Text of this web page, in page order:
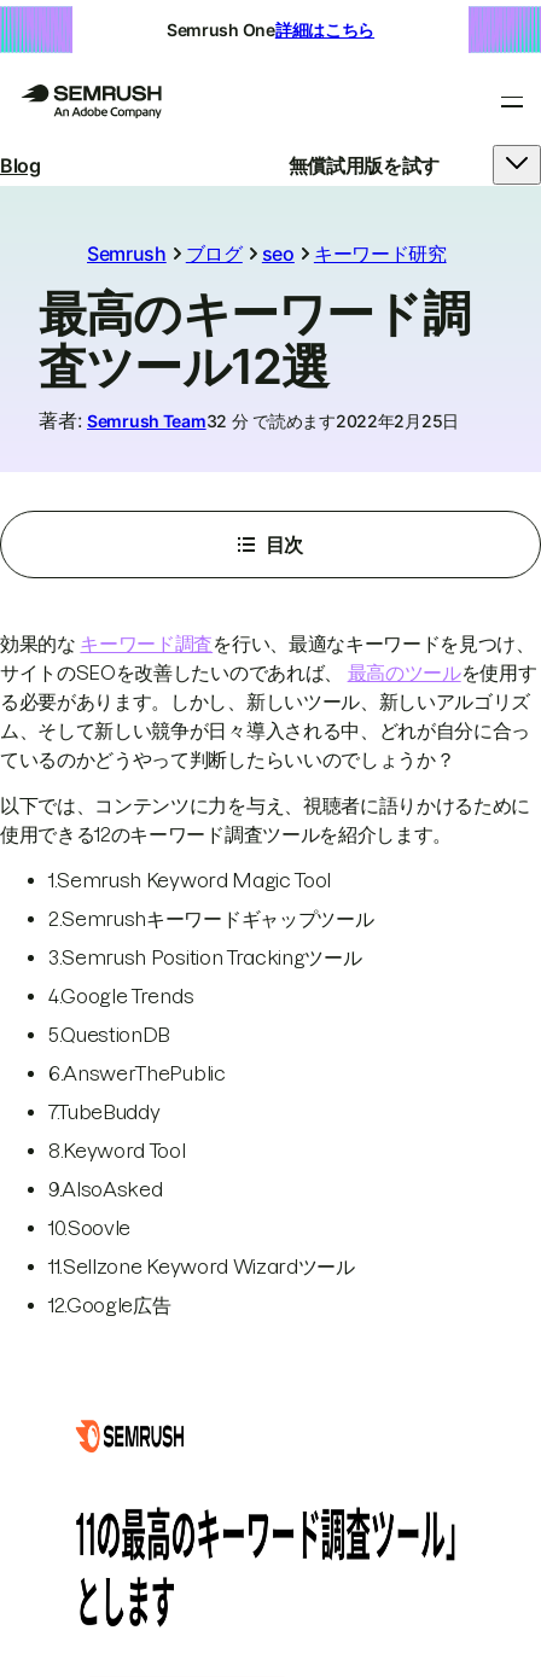
Semrush One詳細はこちら
Blog 無償試用版を試す
Semrush ブログ seo キーワード研究
最高のキーワード調
査ツール12選
著者: Semrush Team32 分 で読めます2022年2月25日
目次
効果的な キーワード調査を行い、最適なキーワードを見つけ、
サイトのSEOを改善したいのであれば、 最高のツールを使用す
る必要があります。しかし、新しいツール、新しいアルゴリズ
ム、そして新しい競争が日々導入される中、どれが自分に合っ
ているのかどうやって判断したらいいのでしょうか？
以下では、コンテンツに力を与え、視聴者に語りかけるために
使用できる12のキーワード調査ツールを紹介します。
1.Semrush Keyword Magic Tool
2.Semrushキーワードギャップツール
3.Semrush Position Trackingツール
4.Google Trends
5.QuestionDB
6.AnswerThePublic
7.TubeBuddy
8.Keyword Tool
9.AlsoAsked
10.Soovle
11.Sellzone Keyword Wizardツール
12.Google広告